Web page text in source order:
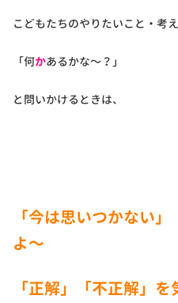
こどもたちのやりたいこと・考
「何かあるかな〜？」
と問いかけるときは、
「今は思いつかない
よ〜
「正解」「不正解」